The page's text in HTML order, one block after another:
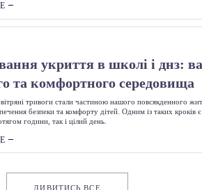
укриття в школі і днз:
та комфортного середовища
тривоги стали частиною нашого повсякденного
безпеки та комфорту дітей. Одним із таких кроків
години, так і цілий день.
ДИВИТИСЬ ВСЕ